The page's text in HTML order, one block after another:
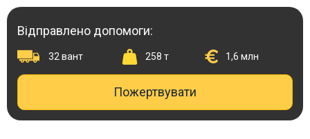
Перейти
до
вмістуВідправлено допомоги:
32 вант 258 т 1,6 млн
Пожертвувати